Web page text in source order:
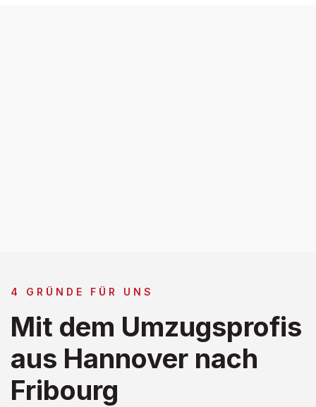
4 GRÜNDE FÜR UNS
Mit dem Umzugsprofis
aus Hannover nach
Fribourg